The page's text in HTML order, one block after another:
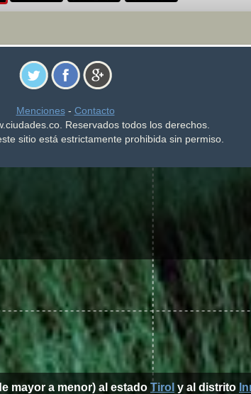
Menciones- Contacto
Reservados todos los derechos.
sitio está estrictamente prohibida sin permiso.
mayor a menor) al estado Tirol y al distrito